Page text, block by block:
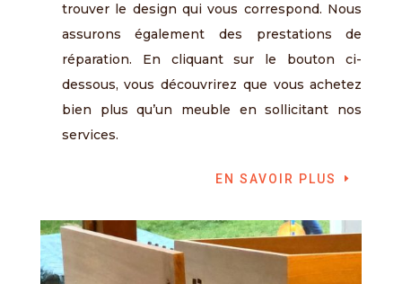
trouver le design qui vous correspond. Nous
assurons également des prestations de
réparation. En cliquant sur le bouton ci-
dessous, vous découvrirez que vous achetez
bien plus qu’un meuble en sollicitant nos
services.
EN SAVOIR PLUS